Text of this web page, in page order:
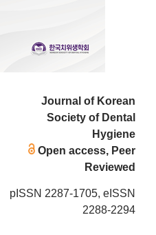
Journal of Korean
Society of Dental
Hygiene
Open access, Peer
Reviewed
pISSN 2287-1705, eISSN
2288-2294